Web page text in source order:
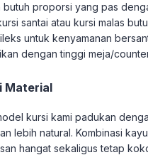
butuh proporsi yang pas
santai atau kursi malas
untuk kenyamanan
dengan tinggi meja/
Material
kursi kami padukan
lebih natural. Kombinasi
hangat sekaligus tetap